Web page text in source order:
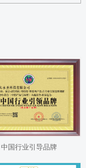
中国行业引导品牌